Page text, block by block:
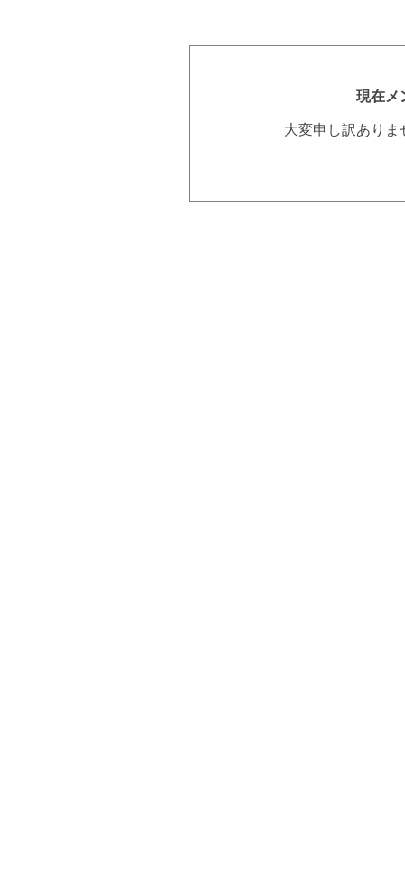
現在メ
大変申し訳あり